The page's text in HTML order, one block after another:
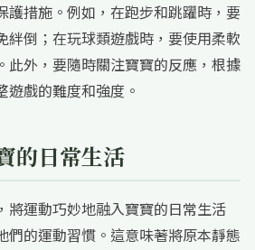
護措施。例如，在跑步和跳躍時，要
絆倒；在玩球類遊戲時，要使用柔軟
此外，要隨時關注寶寶的反應，根據
遊戲的難度和強度。
的日常生活
將運動巧妙地融入寶寶的日常生活
們的運動習慣。這意味著將原本靜態